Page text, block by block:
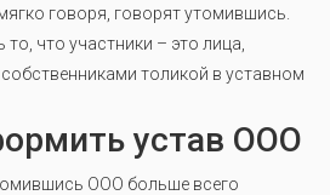
говоря, говорят утомившись.
что участники – это лица,
толикой в уставном
устав ООО
ООО больше всего